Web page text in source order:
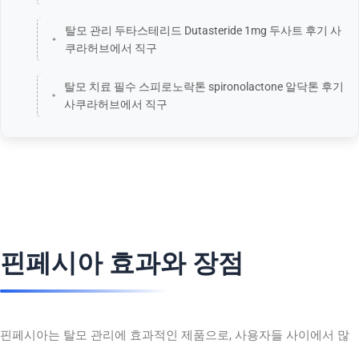
탈모 관리 두타스테리드 Dutasteride 1mg 두사트 후기 사
쿠라허브에서 직구
탈모 치료 필수 스피로노락톤 spironolactone 알닥톤 후기
사쿠라허브에서 직구
핀페시아 효과와 장점
핀페시아는 탈모 관리에 효과적인 제품으로, 사용자들 사이에서 많